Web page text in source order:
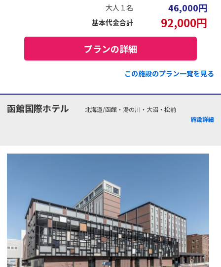
大人１名 46,000円
基本代金合計 92,000円
プランの詳細
この施設のプラン一覧を見る
函館国際ホテル
北海道/函館・湯の川・大沼・松前
施設詳細